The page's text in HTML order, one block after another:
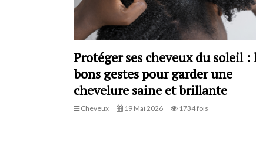
Protéger ses cheveux du soleil :
bons gestes pour garder une
chevelure saine et brillante
Cheveux 19 Mai 2026 1734 fois